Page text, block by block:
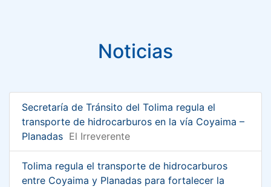
Noticias
Secretaría de Tránsito del Tolima regula el
transporte de hidrocarburos en la vía Coyaima –
Planadas El Irreverente
Tolima regula el transporte de hidrocarburos
entre Coyaima y Planadas para fortalecer la